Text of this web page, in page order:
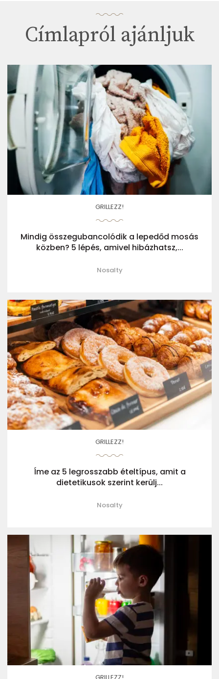
Címlapról ajánljuk
GRILLEZZ!
Mindig összegubancolódik a lepedőd mosás
közben? 5 lépés, amivel hibázhatsz,...
Nosalty
GRILLEZZ!
Íme az 5 legrosszabb ételtípus, amit a
dietetikusok szerint kerülj...
Nosalty
GRILLEZZ!